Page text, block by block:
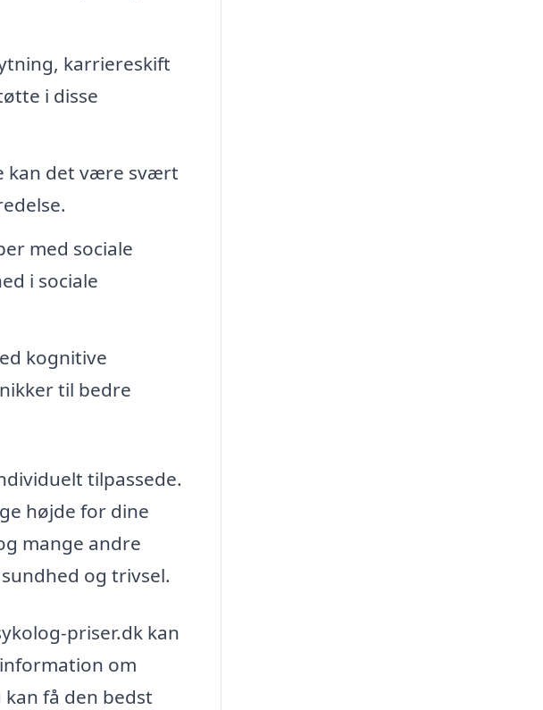
karriereskift
i disse
kan det være svært
med sociale
i sociale
kognitive
til bedre
tilpassede.
højde for dine
mange andre
og trivsel.
priser.dk kan
om
få den bedst